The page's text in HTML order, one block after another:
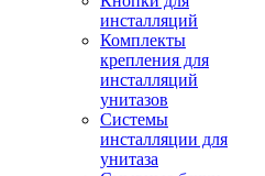
инсталляций
Комплекты
крепления для
инсталляций
унитазов
Системы
инсталляции для
унитаза